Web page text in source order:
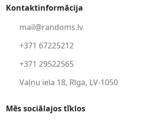
Kontaktinformācija
mail@randoms.lv
+371 67225212
+371 29522565
Vaļņu iela 18, Rīga, LV-1050
Mēs sociālajos tīklos